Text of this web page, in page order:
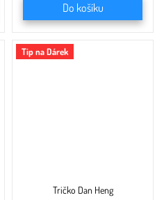
Do košíku
Tip na Dárek
Tričko Dan Heng